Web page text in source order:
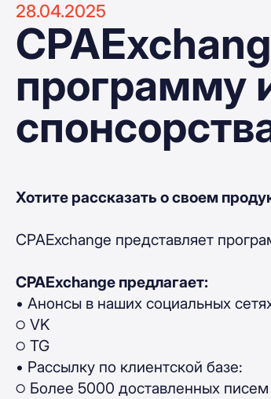
28.04.2025
программу
Хотите рассказать о своем
CPAExchange представляет
CPAExchange предлагает:
• Анонсы в наших социальных
੦ VK
੦ TG
• Рассылку по клиентской базе:
੦ Более 5000 доставленных писем